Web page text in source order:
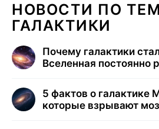
НОВОСТИ ПО
ГАЛАКТИКИ
Почему галактики
Вселенная постоянно
5 фактов о галактике
которые взрывают